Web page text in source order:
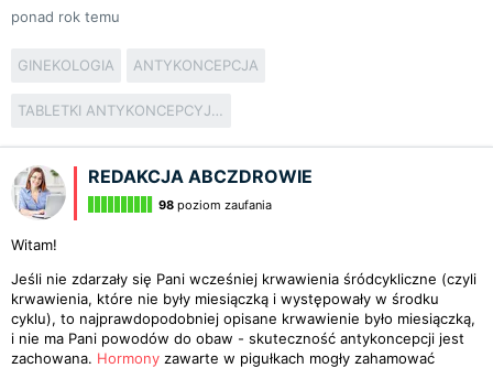
ponad rok temu
GINEKOLOGIA ANTYKONCEPCJA
TABLETKI ANTYKONCEPCYJNE
REDAKCJA ABCZDROWIE
98 poziom zaufania
Witam!
Jeśli nie zdarzały się Pani wcześniej krwawienia śródcykliczne (czyli
krwawienia, które nie były miesiączką i występowały w środku
cyklu), to najprawdopodobniej opisane krwawienie było miesiączką,
i nie ma Pani powodów do obaw - skuteczność antykoncepcji jest
zachowana. Hormony zawarte w pigułkach mogły zahamować